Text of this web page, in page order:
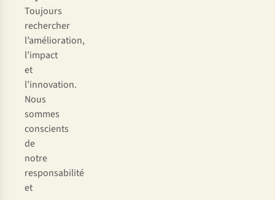
Toujours
rechercher
l’amélioration,
l’impact
et
l’innovation.
Nous
sommes
conscients
de
notre
responsabilité
et